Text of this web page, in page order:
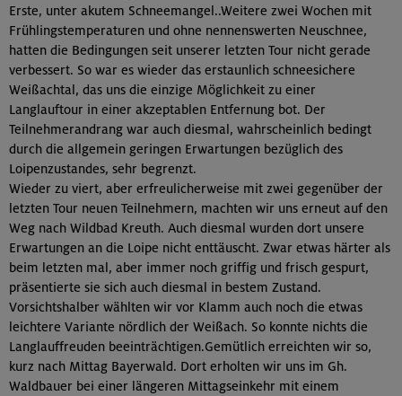
Erste, unter akutem Schneemangel..Weitere zwei Wochen mit
Frühlingstemperaturen und ohne nennenswerten Neuschnee,
hatten die Bedingungen seit unserer letzten Tour nicht gerade
verbessert. So war es wieder das erstaunlich schneesichere
Weißachtal, das uns die einzige Möglichkeit zu einer
Langlauftour in einer akzeptablen Entfernung bot. Der
Teilnehmerandrang war auch diesmal, wahrscheinlich bedingt
durch die allgemein geringen Erwartungen bezüglich des
Loipenzustandes, sehr begrenzt.
Wieder zu viert, aber erfreulicherweise mit zwei gegenüber der
letzten Tour neuen Teilnehmern, machten wir uns erneut auf den
Weg nach Wildbad Kreuth. Auch diesmal wurden dort unsere
Erwartungen an die Loipe nicht enttäuscht. Zwar etwas härter als
beim letzten mal, aber immer noch griffig und frisch gespurt,
präsentierte sie sich auch diesmal in bestem Zustand.
Vorsichtshalber wählten wir vor Klamm auch noch die etwas
leichtere Variante nördlich der Weißach. So konnte nichts die
Langlauffreuden beeinträchtigen.Gemütlich erreichten wir so,
kurz nach Mittag Bayerwald. Dort erholten wir uns im Gh.
Waldbauer bei einer längeren Mittagseinkehr mit einem